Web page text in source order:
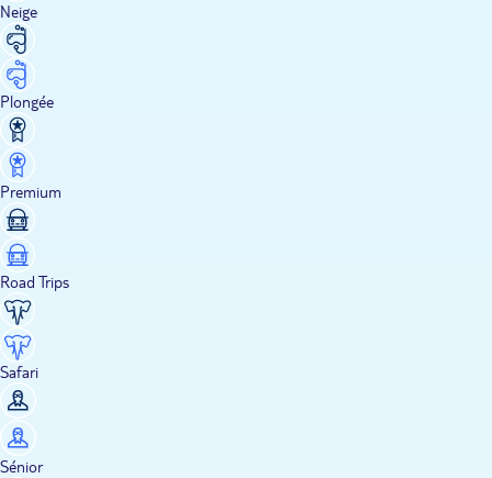
Neige
Plongée
Premium
Road Trips
Safari
Sénior